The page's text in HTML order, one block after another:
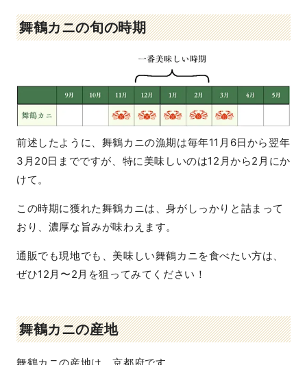
舞鶴カニの旬の時期
前述したように、舞鶴カニの漁期は毎年11月6日から翌年
3月20日までですが、特に美味しいのは12月から2月にか
けて。
この時期に獲れた舞鶴カニは、身がしっかりと詰まって
おり、濃厚な旨みが味わえます。
通販でも現地でも、美味しい舞鶴カニを食べたい方は、
ぜひ12月〜2月を狙ってみてください！
舞鶴カニの産地